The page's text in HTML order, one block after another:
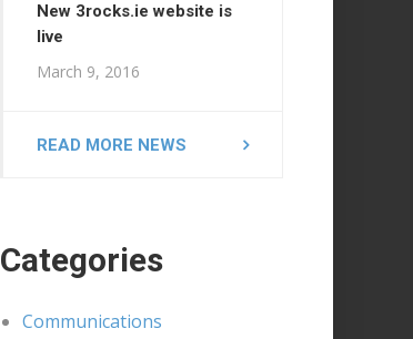
New 3rocks.ie website is
live
March 9, 2016
READ MORE NEWS
Categories
Communications